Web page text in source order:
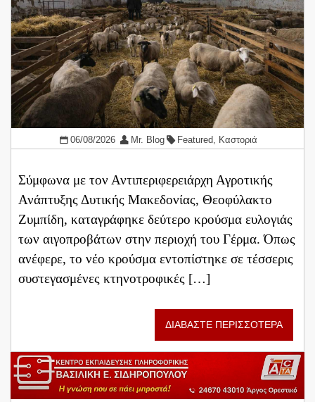
06/08/2026 Mr. Blog Featured, Καστοριά
Σύμφωνα με τον Αντιπεριφερειάρχη Αγροτικής
Ανάπτυξης Δυτικής Μακεδονίας, Θεοφύλακτο
Ζυμπίδη, καταγράφηκε δεύτερο κρούσμα ευλογιάς
των αιγοπροβάτων στην περιοχή του Γέρμα. Όπως
ανέφερε, το νέο κρούσμα εντοπίστηκε σε τέσσερις
συστεγασμένες κτηνοτροφικές […]
ΔΙΑΒΑΣΤΕ ΠΕΡΙΣΣΟΤΕΡΑ